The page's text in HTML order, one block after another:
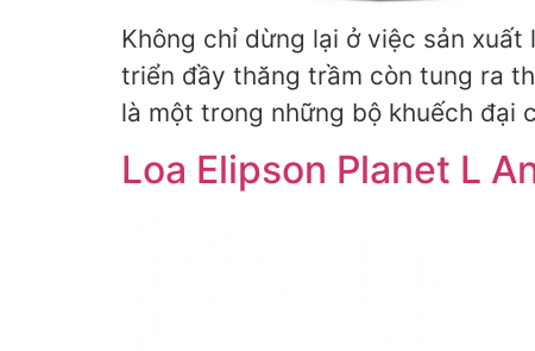
Không chỉ dừng lại ở việc sản
triển đầy thăng trầm còn tung ra
là một trong những bộ khuếch đại
Loa Elipson Planet L